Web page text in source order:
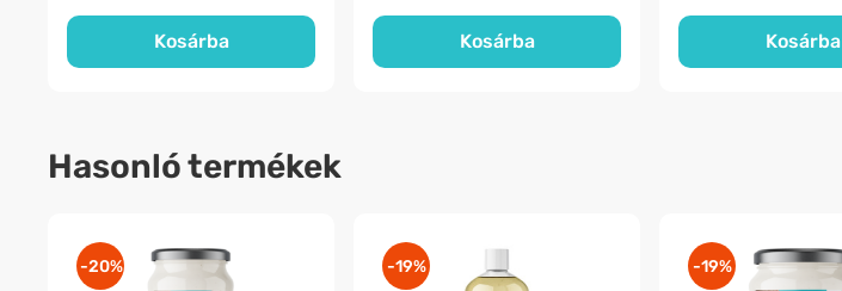
Kosárba Kosárba Kosárba
Hasonló termékek
-20% -19% -19%